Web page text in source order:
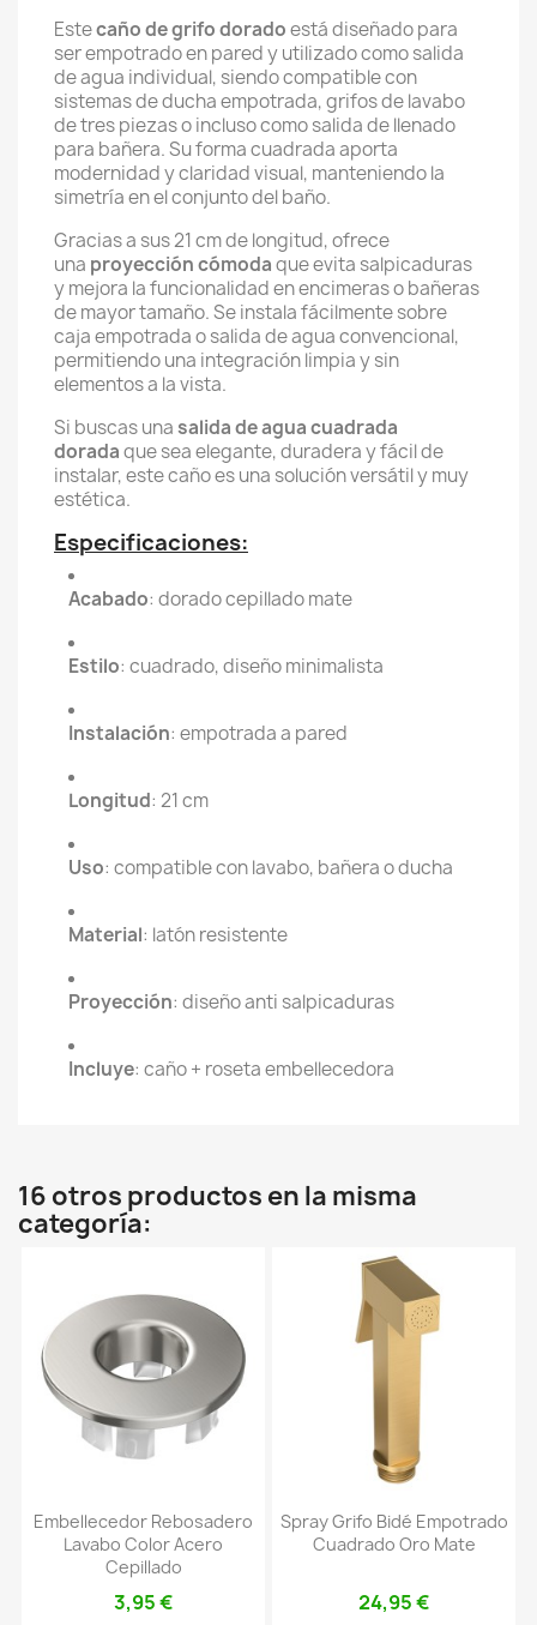
Estecaño de grifo doradoestá diseñado para
ser empotrado en pared y utilizado como salida
de agua individual, siendo compatible con
sistemas de ducha empotrada, grifos de lavabo
de tres piezas o incluso como salida de llenado
para bañera. Su forma cuadrada aporta
modernidad y claridad visual, manteniendo la
simetría en el conjunto del baño.
Gracias a sus 21 cm de longitud, ofrece
una proyección cómodaque evita salpicaduras
y mejora la funcionalidad en encimeras o bañeras
de mayor tamaño. Se instala fácilmente sobre
caja empotrada o salida de agua convencional,
permitiendo una integración limpia y sin
elementos a la vista.
Si buscas unasalida de agua cuadrada
doradaque sea elegante, duradera y fácil de
instalar, este caño es una solución versátil y muy
estética.
Especificaciones:
Acabado: dorado cepillado mate
Estilo: cuadrado, diseño minimalista
Instalación: empotrada a pared
Longitud: 21 cm
Uso: compatible con lavabo, bañera o ducha
Material: latón resistente
Proyección: diseño anti salpicaduras
Incluye: caño + roseta embellecedora
16 otros productos en la misma
categoría:
Embellecedor Rebosadero
Lavabo Color Acero
Cepillado
3,95 €
Spray Grifo Bidé Empotrado
Cuadrado Oro Mate
24,95 €